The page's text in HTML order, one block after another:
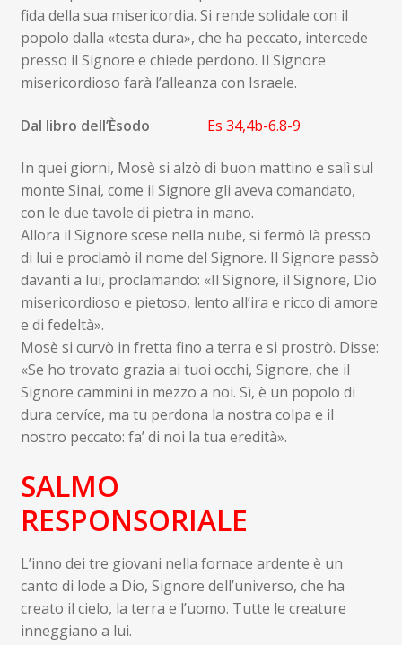
fida della sua misericordia. Si rende solidale con il
popolo dalla «testa dura», che ha peccato, intercede
presso il Signore e chiede perdono. Il Signore
misericordioso farà l’alleanza con Israele.
Dal libro dell’Èsodo Es 34,4b-6.8-9
In quei giorni, Mosè si alzò di buon mattino e salì sul
monte Sinai, come il Signore gli aveva comandato,
con le due tavole di pietra in mano.
Allora il Signore scese nella nube, si fermò là presso
di lui e proclamò il nome del Signore. Il Signore passò
davanti a lui, proclamando: «Il Signore, il Signore, Dio
misericordioso e pietoso, lento all’ira e ricco di amore
e di fedeltà».
Mosè si curvò in fretta fino a terra e si prostrò. Disse:
«Se ho trovato grazia ai tuoi occhi, Signore, che il
Signore cammini in mezzo a noi. Sì, è un popolo di
dura cervíce, ma tu perdona la nostra colpa e il
nostro peccato: fa’ di noi la tua eredità».
SALMO
RESPONSORIALE
L’inno dei tre giovani nella fornace ardente è un
canto di lode a Dio, Signore dell’universo, che ha
creato il cielo, la terra e l’uomo. Tutte le creature
inneggiano a lui.